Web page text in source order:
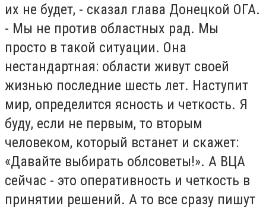
их не будет, - сказал глава Донецкой ОГА.
- Мы не против областных рад. Мы
просто в такой ситуации. Она
нестандартная: области живут своей
жизнью последние шесть лет. Наступит
мир, определится ясность и четкость. Я
буду, если не первым, то вторым
человеком, который встанет и скажет:
«Давайте выбирать облсоветы!». А ВЦА
сейчас - это оперативность и четкость в
принятии решений. А то все сразу пишут